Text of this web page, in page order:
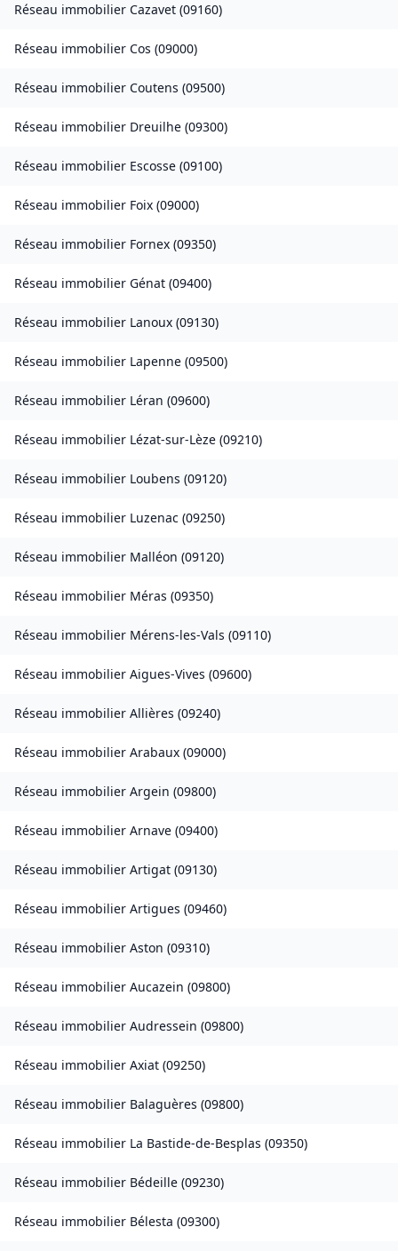
Réseau immobilier Cazavet (09160)
Réseau immobilier Cos (09000)
Réseau immobilier Coutens (09500)
Réseau immobilier Dreuilhe (09300)
Réseau immobilier Escosse (09100)
Réseau immobilier Foix (09000)
Réseau immobilier Fornex (09350)
Réseau immobilier Génat (09400)
Réseau immobilier Lanoux (09130)
Réseau immobilier Lapenne (09500)
Réseau immobilier Léran (09600)
Réseau immobilier Lézat-sur-Lèze (09210)
Réseau immobilier Loubens (09120)
Réseau immobilier Luzenac (09250)
Réseau immobilier Malléon (09120)
Réseau immobilier Méras (09350)
Réseau immobilier Mérens-les-Vals (09110)
Réseau immobilier Aigues-Vives (09600)
Réseau immobilier Allières (09240)
Réseau immobilier Arabaux (09000)
Réseau immobilier Argein (09800)
Réseau immobilier Arnave (09400)
Réseau immobilier Artigat (09130)
Réseau immobilier Artigues (09460)
Réseau immobilier Aston (09310)
Réseau immobilier Aucazein (09800)
Réseau immobilier Audressein (09800)
Réseau immobilier Axiat (09250)
Réseau immobilier Balaguères (09800)
Réseau immobilier La Bastide-de-Besplas (09350)
Réseau immobilier Bédeille (09230)
Réseau immobilier Bélesta (09300)